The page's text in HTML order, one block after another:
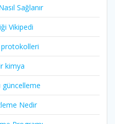
Sağlanır
Vikipedi
kimya
güncelleme
Nedir